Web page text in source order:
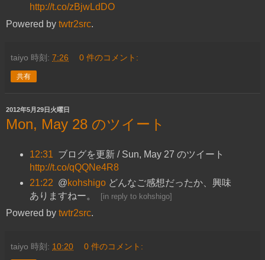
http://t.co/zBjwLdDO
Powered by twtr2src.
taiyo 時刻: 7:26 0 件のコメント:
共有
2012年5月29日火曜日
Mon, May 28 のツイート
12:31 ブログを更新 / Sun, May 27 のツイート
http://t.co/qQQNe4R8
21:22 @kohshigoどんなご感想だったか、興味
ありますねー。
[in reply to kohshigo]
Powered by twtr2src.
taiyo 時刻: 10:20 0 件のコメント: